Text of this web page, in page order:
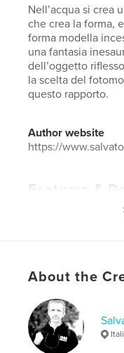
Nell’acqua si crea
che crea la forma,
forma modella
una fantasia
dell’oggetto
la scelta del
questo rapporto.
Author website
https://
Features &
# of Pages:50
ISBN
Hardcover, Dust
Publish Date:
Mar
About the